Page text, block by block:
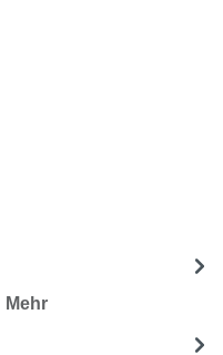
Mehr